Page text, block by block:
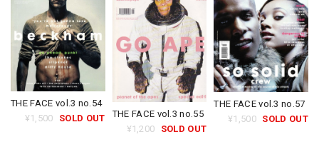
THE FACE vol.3 no.54
¥1,500
SOLD OUT
THE FACE vol.3 no.55
¥1,200
SOLD OUT
THE FACE vol.3 no.57
¥1,500 SOLD OUT